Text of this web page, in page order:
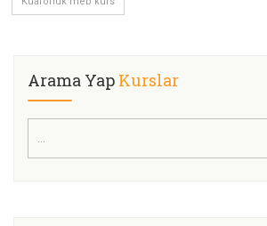
Arama Yap Kurslar